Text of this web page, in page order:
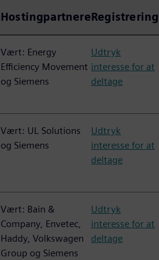
HostingpartnereRegistrering
Vært: Energy
Efficiency Movement
og Siemens
Udtryk
interesse for at
deltage
Vært: UL Solutions
og Siemens
Udtryk
interesse for at
deltage
Vært: Bain &
Company, Envetec,
Haddy, Volkswagen
Group og Siemens
Udtryk
interesse for at
deltage